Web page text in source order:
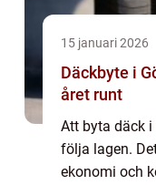
15 januari 2026
Däckbyte i
året runt
Att byta däck
följa lagen.
ekonomi och